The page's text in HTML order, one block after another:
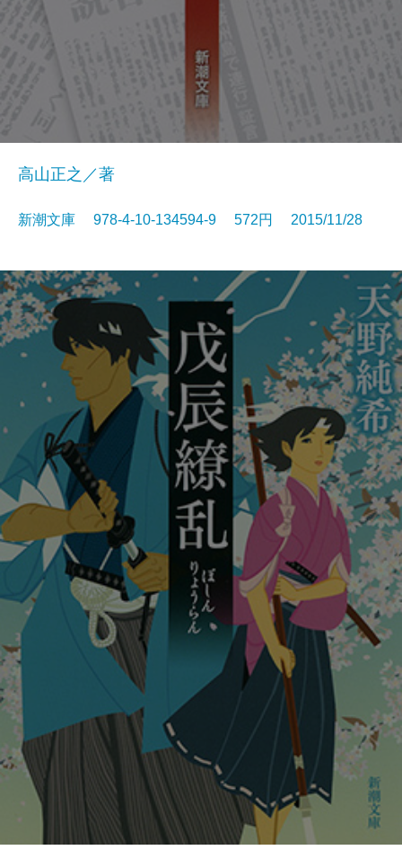
高山正之／著
新潮文庫 978-4-10-134594-9 572円 2015/11/28